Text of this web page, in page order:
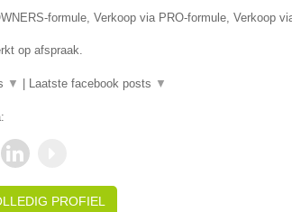
formule, Verkoop via PRO-formule, Verkoop
op afspraak.
▼ Laatste facebook posts ▼
PROFIEL